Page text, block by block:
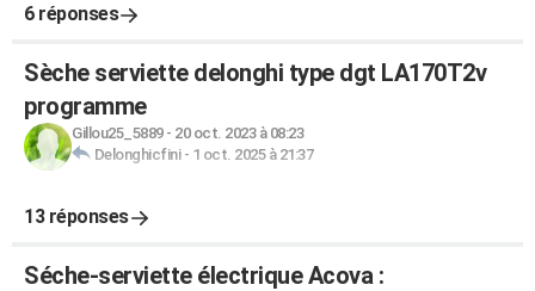
6 réponses
Sèche serviette delonghi type dgt LA170T2v
programme
Gillou25_5889- 20 oct. 2023 à 08:23
Delonghicfini- 1 oct. 2025 à 21:37
13 réponses
Séche-serviette électrique Acova :